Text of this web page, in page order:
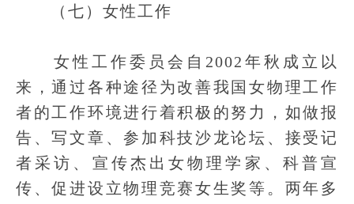
（七）女性工作
女性工作委员会自2002年秋成立以
来，通过各种途径为改善我国女物理工作
者的工作环境进行着积极的努力，如做报
告、写文章、参加科技沙龙论坛、接受记
者采访、宣传杰出女物理学家、科普宣
传、促进设立物理竞赛女生奖等。两年多